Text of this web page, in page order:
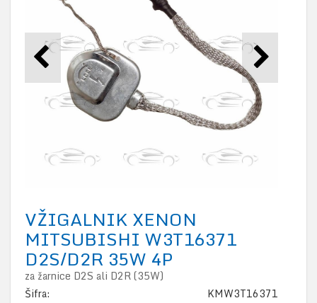
VŽIGALNIK XENON
MITSUBISHI W3T16371
D2S/D2R 35W 4P
za žarnice D2S ali D2R (35W)
Šifra:
KMW3T16371